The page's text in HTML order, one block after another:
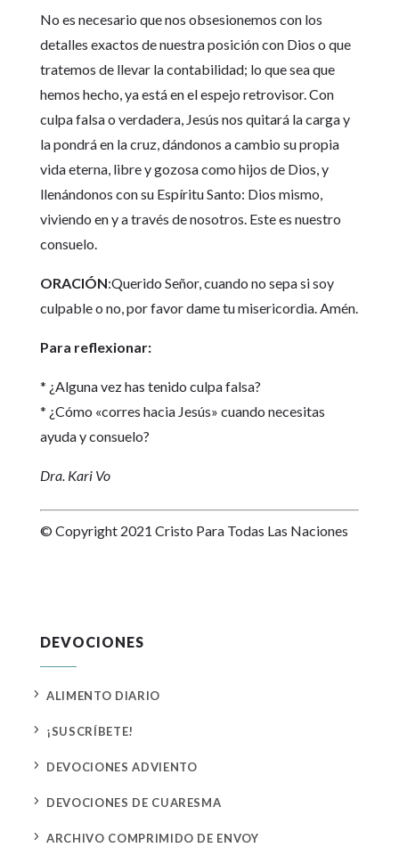
No es necesario que nos obsesionemos con los
detalles exactos de nuestra posición con Dios o que
tratemos de llevar la contabilidad; lo que sea que
hemos hecho, ya está en el espejo retrovisor. Con
culpa falsa o verdadera, Jesús nos quitará la carga y
la pondrá en la cruz, dándonos a cambio su propia
vida eterna, libre y gozosa como hijos de Dios, y
llenándonos con su Espíritu Santo: Dios mismo,
viviendo en y a través de nosotros. Este es nuestro
consuelo.
ORACIÓN:Querido Señor, cuando no sepa si soy
culpable o no, por favor dame tu misericordia. Amén.
Para reflexionar:
* ¿Alguna vez has tenido culpa falsa?
* ¿Cómo «corres hacia Jesús» cuando necesitas
ayuda y consuelo?
Dra. Kari Vo
© Copyright 2021 Cristo Para Todas Las Naciones
DEVOCIONES
5 ALIMENTO DIARIO
5 ¡SUSCRÍBETE!
5 DEVOCIONES ADVIENTO
5 DEVOCIONES DE CUARESMA
5 ARCHIVO COMPRIMIDO DE ENVOY